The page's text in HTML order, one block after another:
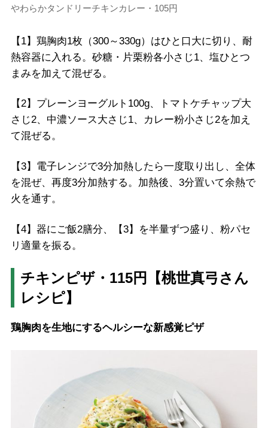
やわらかタンドリーチキンカレー・105円
【1】鶏胸肉1枚（300～330g）はひと口大に切り、耐
熱容器に入れる。砂糖・片栗粉各小さじ1、塩ひとつ
まみを加えて混ぜる。
【2】プレーンヨーグルト100g、トマトケチャップ大
さじ2、中濃ソース大さじ1、カレー粉小さじ2を加え
て混ぜる。
【3】電子レンジで3分加熱したら一度取り出し、全体
を混ぜ、再度3分加熱する。加熱後、3分置いて余熱で
火を通す。
【4】器にご飯2膳分、【3】を半量ずつ盛り、粉パセ
リ適量を振る。
チキンピザ・115円【桃世真弓さん
レシピ】
鶏胸肉を生地にするヘルシーな新感覚ピザ